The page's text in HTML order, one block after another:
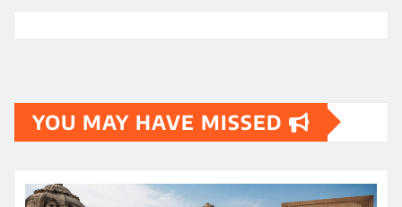
YOU MAY HAVE MISSED